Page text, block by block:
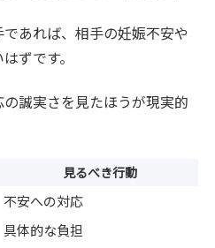
あれば、相手の妊娠不安や
ずです。
誠実さを見たほうが現実的
見るべき行動
不安への対応
具体的な負担